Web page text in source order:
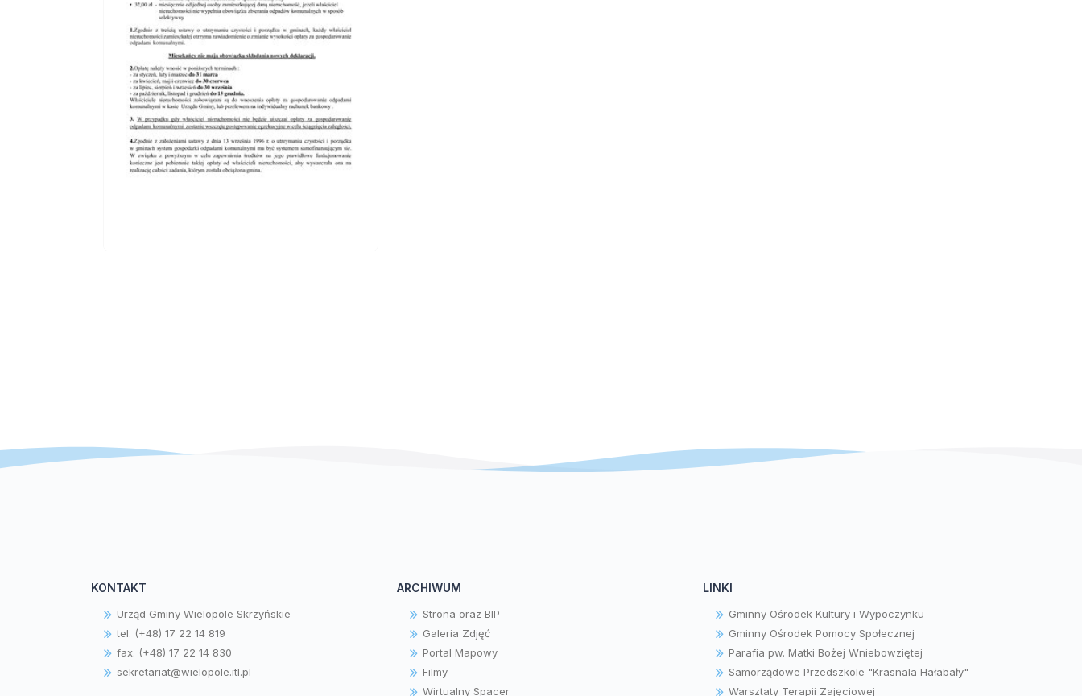
KONTAKT
Urząd Gminy Wielopole Skrzyńskie
tel. (+48) 17 22 14 819
fax. (+48) 17 22 14 830
sekretariat@wielopole.itl.pl
ARCHIWUM
Strona oraz BIP
Galeria Zdjęć
Portal Mapowy
Filmy
Wirtualny Spacer
LINKI
Gminny Ośrodek Kultury i Wypoczynku
Gminny Ośrodek Pomocy Społecznej
Parafia pw. Matki Bożej Wniebowziętej
Samorządowe Przedszkole "Krasnala Hałabały"
Warsztaty Terapii Zajęciowej